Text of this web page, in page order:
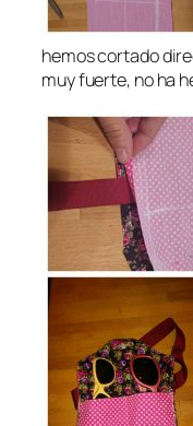
hemos cortado
muy fuerte, no ha